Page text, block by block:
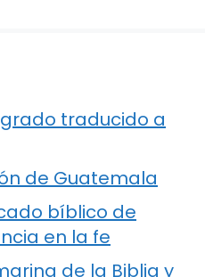
traducido a
de Guatemala
bíblico de
en la fe
de la Biblia y